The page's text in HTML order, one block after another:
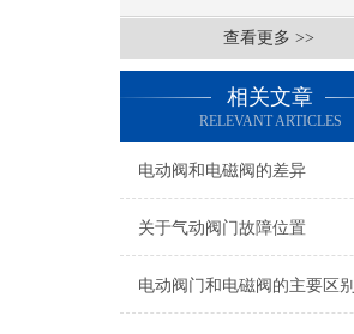
查看更多 >>
相关文章
RELEVANT ARTICLES
电动阀和电磁阀的差异
关于气动阀门故障位置
电动阀门和电磁阀的主要区别